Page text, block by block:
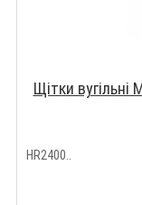
Щітки
HR2400..